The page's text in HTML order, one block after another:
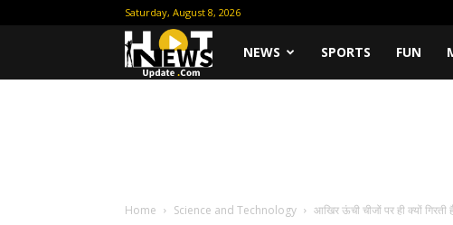
Saturday, August 8, 2026
HotNEWS SPORTS FUN
Home Science and Technology आखिर ऊंची चीजों पर ही क्यों गिरती